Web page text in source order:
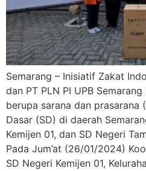
Semarang – Inisiatif Zakat
dan PT PLN PI UPB
berupa sarana dan prasarana
Dasar (SD) di daerah
Kemijen 01, dan SD Negeri
Pada Jum’at (26/01/2024)
SD Negeri Kemijen 01,